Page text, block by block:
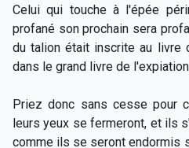
Celui qui touche à l'épée
profané son prochain sera
du talion était inscrite au livre
dans le grand livre de
Priez donc sans cesse pour
leurs yeux se fermeront, et ils
comme ils se seront endormis